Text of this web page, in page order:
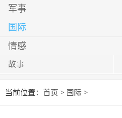
军事
国际
情感
故事
当前位置： 首页 > 国际 >